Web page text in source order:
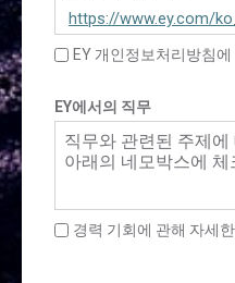
https://www.ey.com/
privacy/privacy-policy-
EY 개인정보처리방침에
EY에서의 직무
직무와 관련된 주제
아래의 네모박스에
경력 기회에 관해 자세